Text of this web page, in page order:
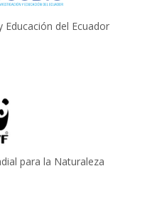
Educación del Ecuador
para la Naturaleza